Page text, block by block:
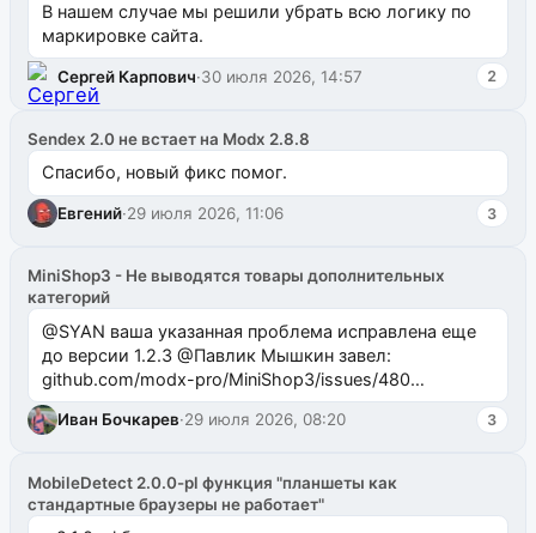
В нашем случае мы решили убрать всю логику по
маркировке сайта.
Сергей Карпович·30 июля 2026, 14:57 2
Sendex 2.0 не встает на Modx 2.8.8
Спасибо, новый фикс помог.
Евгений·29 июля 2026, 11:06 3
MiniShop3 - Не выводятся товары дополнительных
категорий
@SYAN ваша указанная проблема исправлена еще
до версии 1.2.3 @Павлик Мышкин завел:
github.com/modx-pro/MiniShop3/issues/480
github.com/modx-pro/MiniShop3/issues/481Исправим
в б...
Иван Бочкарев·29 июля 2026, 08:20 3
MobileDetect 2.0.0-pl функция "планшеты как
стандартные браузеры не работает"